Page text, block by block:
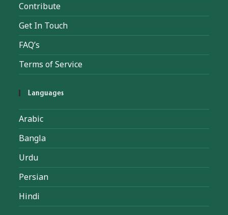
Contribute
Get In Touch
FAQ’s
Terms of Service
Languages
Arabic
Bangla
Urdu
Persian
Hindi